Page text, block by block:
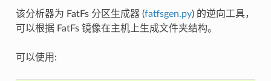
该分析器为 FatFs 分区生成器 (fatfsgen.py) 的逆向工具，
可以根据 FatFs 镜像在主机上生成文件夹结构。
可以使用: